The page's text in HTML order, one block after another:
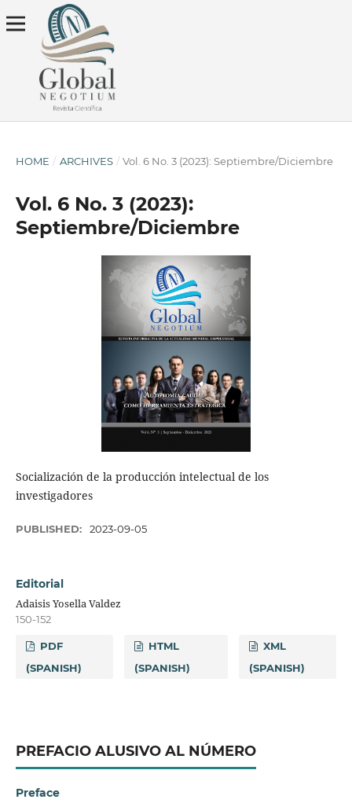
HOME / ARCHIVES / Vol. 6 No. 3 (2023): Septiembre/Diciembre
Vol. 6 No. 3 (2023):
Septiembre/Diciembre
Socialización de la producción intelectual de los
investigadores
PUBLISHED: 2023-09-05
Editorial
Adaisis Yosella Valdez
150-152
PDF
(SPANISH)
HTML
(SPANISH)
XML
(SPANISH)
PREFACIO ALUSIVO AL NÚMERO
Preface